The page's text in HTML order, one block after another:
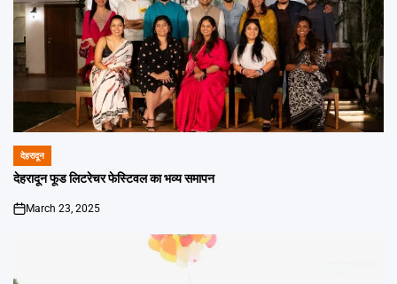
POSTED
IN
देहरादून
देहरादून फूड लिटरेचर फेस्टिवल का भव्य समापन
on
March 23, 2025